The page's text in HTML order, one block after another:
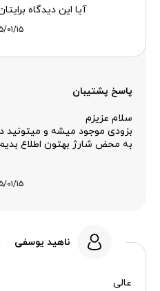
۱۴۰۵/
آیا این دیدگاه
پاسخ پشتیبان
سلام عزیزم
بزودی موجود میشه و میتونید
به محض شارژ بهتون اطلاع
۱۴۰۵/
ناهید یوسفی
عالی